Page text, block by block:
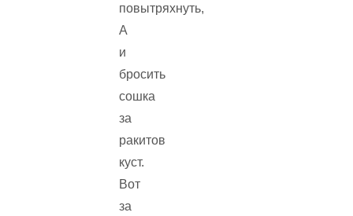
повытряхнуть,
А
и
бросить
сошка
за
ракитов
куст.
Вот
за